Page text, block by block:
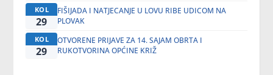
KOL
29
FIŠIJADA I NATJECANJE U LOVU RIBE UDICOM NA
PLOVAK
KOL
29
OTVORENE PRIJAVE ZA 14. SAJAM OBRTA I
RUKOTVORINA OPĆINE KRIŽ